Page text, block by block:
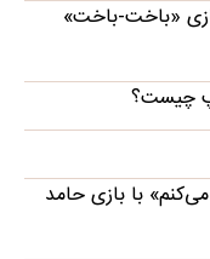
«باخت-باخت»
چیست؟
با بازی حامد